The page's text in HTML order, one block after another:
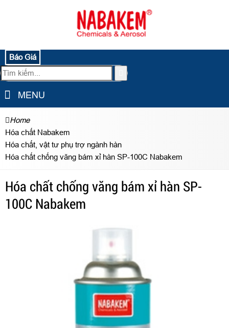
Báo Giá
MENU
Home
Hóa chất Nabakem
Hóa chất, vật tư phụ trợ ngành hàn
Hóa chất chống văng bám xỉ hàn SP-100C Nabakem
Hóa chất chống văng bám xỉ hàn SP-
100C Nabakem